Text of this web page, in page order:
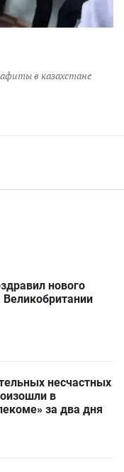
в казахстане
нового
несчастных
в
за два дня